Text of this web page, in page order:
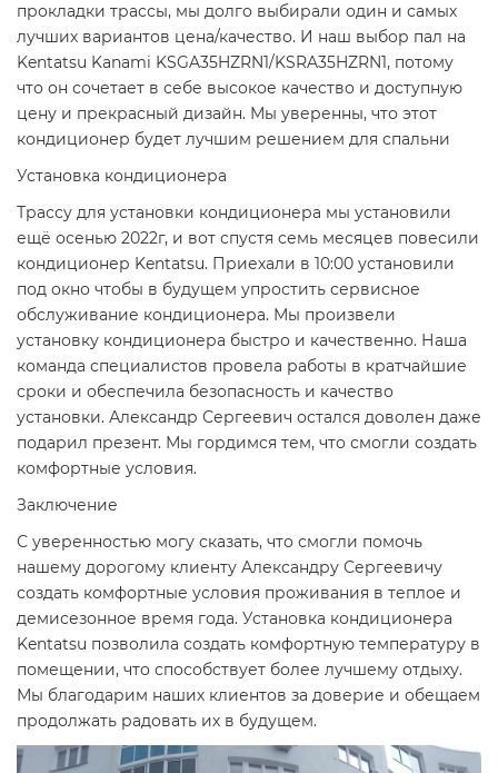
прокладки трассы, мы долго выбирали один и самых
лучших вариантов цена/качество. И наш выбор пал на
Kentatsu Kanami KSGA35HZRN1/KSRA35HZRN1, потому
что он сочетает в себе высокое качество и доступную
цену и прекрасный дизайн. Мы уверенны, что этот
кондиционер будет лучшим решением для спальни
Установка кондиционера
Трассу для установки кондиционера мы установили
ещё осенью 2022г, и вот спустя семь месяцев повесили
кондиционер Kentatsu. Приехали в 10:00 установили
под окно чтобы в будущем упростить сервисное
обслуживание кондиционера. Мы произвели
установку кондиционера быстро и качественно. Наша
команда специалистов провела работы в кратчайшие
сроки и обеспечила безопасность и качество
установки. Александр Сергеевич остался доволен даже
подарил презент. Мы гордимся тем, что смогли создать
комфортные условия.
Заключение
С уверенностью могу сказать, что смогли помочь
нашему дорогому клиенту Александру Сергеевичу
создать комфортные условия проживания в теплое и
демисезонное время года. Установка кондиционера
Kentatsu позволила создать комфортную температуру в
помещении, что способствует более лучшему отдыху.
Мы благодарим наших клиентов за доверие и обещаем
продолжать радовать их в будущем.